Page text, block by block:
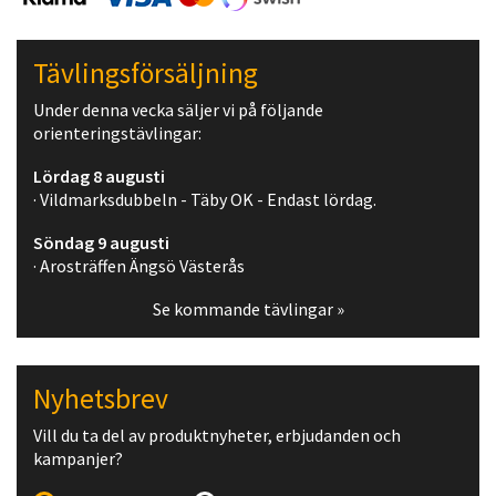
Tävlingsförsäljning
Under denna vecka säljer vi på följande
orienteringstävlingar:
Lördag 8 augusti
· Vildmarksdubbeln - Täby OK - Endast lördag.
Söndag 9 augusti
· Arosträffen Ängsö Västerås
Se kommande tävlingar »
Nyhetsbrev
Vill du ta del av produktnyheter, erbjudanden och
kampanjer?